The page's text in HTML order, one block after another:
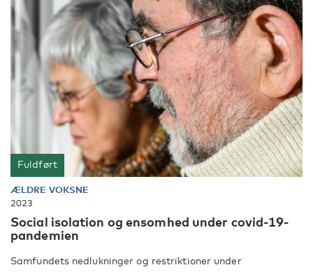
Fuldført
ÆLDRE VOKSNE
2023
Social isolation og ensomhed under covid-19-
pandemien
Samfundets nedlukninger og restriktioner under